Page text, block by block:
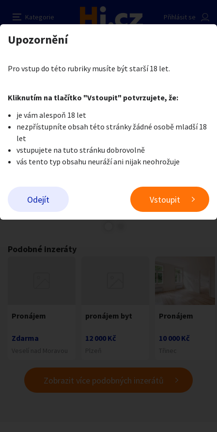
Kategorie
Přihlásit se
Auto-moto
Reality a bydlení Seznamka
Zvířata
Stroje a nářadí PC a elektro Sport a hobby
Sběratelství
Přidat inzerát
Erotika Práce v erotice
Je nám líto, ale tenhle inzerát již není aktuální.
Podobné inzeráty
Pronájem
Zdarma
pronájem byt
12 000 Kč
Pronájem
10 000 Kč
Zobrazit více podobných inzerátů
Pronájem
Prodávající
Pošlete uživateli zprávu
Nahlásit inzerát
Upozornění
Pro vstup do této rubriky musíte být starší 18 let.
Kliknutím na tlačítko "Vstoupit" potvrzujete, že:
je vám alespoň 18 let
nezpřístupníte obsah této stránky žádné osobě mladší 18
let
vstupujete na tuto stránku dobrovolně
vás tento typ obsahu neuráží ani nijak neohrožuje
Odejít Vstoupit